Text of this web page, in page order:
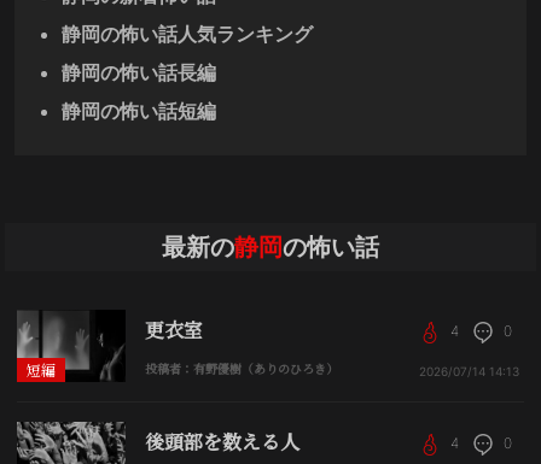
静岡の怖い話人気ランキング
静岡の怖い話長編
静岡の怖い話短編
最新の静岡の怖い話
短編
更衣室
投稿者：有野優樹（ありのひろき）
4 0
2026/07/14 14:13
後頭部を数える人 4 0